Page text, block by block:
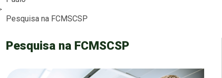
Pesquisa na FCMSCSP
Pesquisa na FCMSCSP